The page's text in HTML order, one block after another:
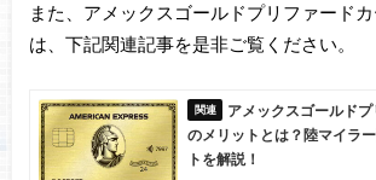
また、アメックスゴールドプリファード
は、下記関連記事を是非ご覧ください。
アメックスゴールド
のメリットとは？陸マイラ
トを解説！